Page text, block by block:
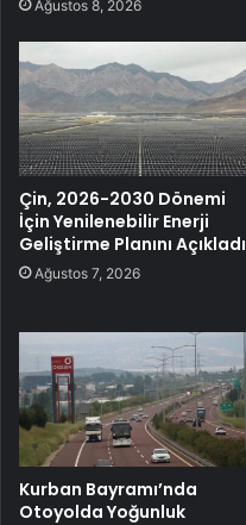
Ağustos 8, 2026
Çin, 2026-2030 Dönemi
İçin Yenilenebilir Enerji
Geliştirme Planını Açıkladı
Ağustos 7, 2026
Kurban Bayramı’nda
Otoyolda Yoğunluk